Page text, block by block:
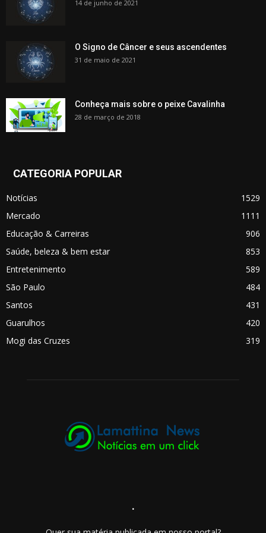
14 de junho de 2021
O Signo de Câncer e seus ascendentes
31 de maio de 2021
Conheça mais sobre o peixe Cavalinha
28 de março de 2018
CATEGORIA POPULAR
Notícias
1529
Mercado
1111
Educação & Carreiras
906
Saúde, beleza & bem estar
853
Entretenimento
589
São Paulo
484
Santos
431
Guarulhos
420
Mogi das Cruzes
319
.